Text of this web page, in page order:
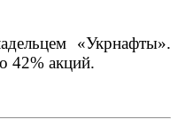
«Укрнафты».
42% акций.